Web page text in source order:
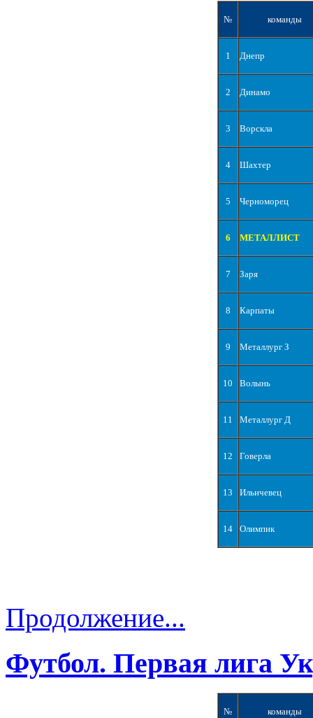
№ команды
1 Днепр
2 Динамо
3 Ворскла
4 Шахтер
5 Черноморец
6 МЕТАЛЛИСТ
7 Заря
8 Карпаты
9 Металлург З
10 Волынь
11 Металлург Д
12 Говерла
13 Ильичевец
14 Олимпик
Продолжение...
Футбол. Первая лига
№ команды